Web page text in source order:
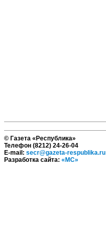
© Газета «Республика»
Телефон (8212) 24-26-04
E-mail: secr@gazeta-respublika.ru
Разработка сайта: «МС»